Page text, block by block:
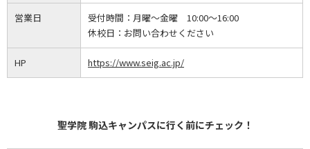
営業日 受付時間： 月曜～金曜 10:00～16:00
休校日： お問い合わせください
HP https://www.seig.ac.jp/
聖学院 駒込キャンパスに行く前にチェック！